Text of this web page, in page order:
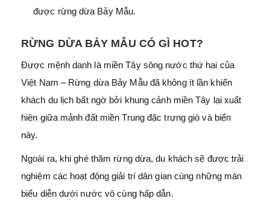
được rừng dừa Bảy Mẫu.
RỪNG DỪA BẢY MẪU CÓ GÌ HOT?
Được mệnh danh là miền Tây sông nước thứ hai của
Việt Nam – Rừng dừa Bảy Mẫu đã không ít lần khiến
khách du lịch bất ngờ bởi khung cảnh miền Tây lại xuất
hiện giữa mảnh đất miền Trung đặc trưng gió và biển
này.
Ngoài ra, khi ghé thăm rừng dừa, du khách sẽ được trải
nghiệm các hoạt động giải trí dân gian cùng những màn
biểu diễn dưới nước vô cùng hấp dẫn.